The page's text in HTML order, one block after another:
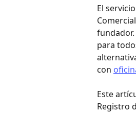
El
para
con
Este
Registro